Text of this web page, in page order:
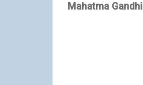
Mahatma Gandhi